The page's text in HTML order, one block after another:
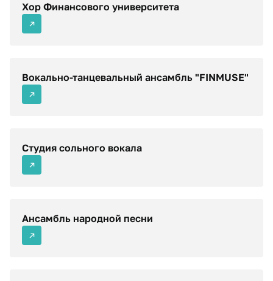
Хор Финансового университета
Вокально-танцевальный ансамбль "FINMUSE"
Студия сольного вокала
Ансамбль народной песни